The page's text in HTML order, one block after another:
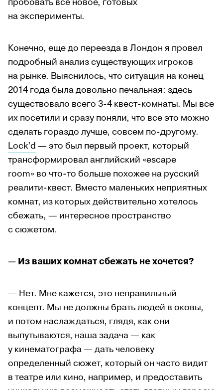
на эксперименты.
Конечно, еще до переезда в Лондон я провел
подробный анализ существующих игроков
на рынке. Выяснилось, что ситуация на конец
2014 года была довольно печальная: здесь
существовало всего 3-4 квест-комнаты. Мы все
их посетили и сразу поняли, что все это можно
сделать гораздо лучше, совсем по-другому.
Lock’d — это был первый проект, который
трансформировал английский «escape
room» во что-то больше похожее на русский
реалити-квест. Вместо маленьких неприятных
комнат, из которых действительно хотелось
сбежать, — интересное пространство
с сюжетом.
— Из ваших комнат сбежать не хочется?
— Нет. Мне кажется, это неправильный
концепт. Мы не должны брать людей в оковы,
и потом наслаждаться, глядя, как они
выпутываются, наша задача — как
у кинематографа — дать человеку
определенный сюжет, который он часто видит
в театре или кино, например, и предоставить